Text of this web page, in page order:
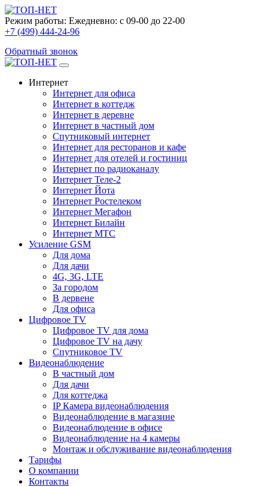
Режим работы: Ежедневно: с 09-00 до 22-00
+7 (499) 444-24-96
Обратный звонок
Интернет
Интернет для офиса
Интернет в коттедж
Интернет в деревне
Интернет в частный дом
Спутниковый интернет
Интернет для ресторанов и кафе
Интернет для отелей и гостиниц
Интернет по радиоканалу
Интернет Теле-2
Интернет Йота
Интернет Ростелеком
Интернет Мегафон
Интернет Билайн
Интернет МТС
Усиление GSM
Для дома
Для дачи
4G, 3G, LTE
За городом
В дервене
Для офиса
Цифровое TV
Цифровое TV для дома
Цифровое TV на дачу
Спутниковое TV
Видеонаблюдение
В частный дом
Для дачи
Для коттеджа
IP Камера видеонаблюдения
Видеонаблюдение в магазине
Видеонаблюдение в офисе
Видеонаблюдение на 4 камеры
Монтаж и обслуживание видеонаблюдения
Тарифы
О компании
Контакты